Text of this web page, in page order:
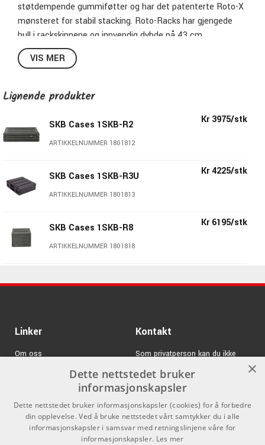
støtdempende gummiføtter og har det patenterte Roto-X
mønsteret for stabil stacking. Roto-Racks har gjengede
hull i rackskinnene og innvendig dybde på 43 cm.
6HE
VIS MER
Lignende produkter
SKB Cases 1SKB-R2
ARTIKKELNUMMER 1801812
Kr 3975/stk
SKB Cases 1SKB-R3U
ARTIKKELNUMMER 1801813
Kr 4225/stk
SKB Cases 1SKB-R8
ARTIKKELNUMMER 1801818
Kr 6195/stk
SKB Cases 1SKB-R10
ARTIKKELNUMMER 1801820
Linker
Om oss
GDPR & Cookies
Kontakt
Som privatperson kan du ikke
kjøpe på denne nettsiden, alt salg
skjer gjennom våre forhandlere.
info@emnordic.no
×
Dette nettstedet bruker
informasjonskapsler
Dette nettstedet bruker informasjonskapsler (cookies) for å forbedre
din opplevelse. Ved å bruke nettstedet vårt samtykker du i alle
informasjonskapsler i samsvar med retningslinjene våre for
informasjonskapsler. Les mer